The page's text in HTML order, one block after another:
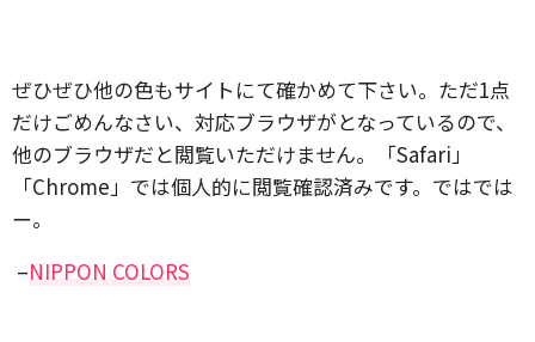
ぜひぜひ他の色もサイトにて確かめて下さい。ただ1点
だけごめんなさい、対応ブラウザがとなっているので、
他のブラウザだと閲覧いただけません。「Safari」
「Chrome」では個人的に閲覧確認済みです。ではでは
ー。
–NIPPON COLORS